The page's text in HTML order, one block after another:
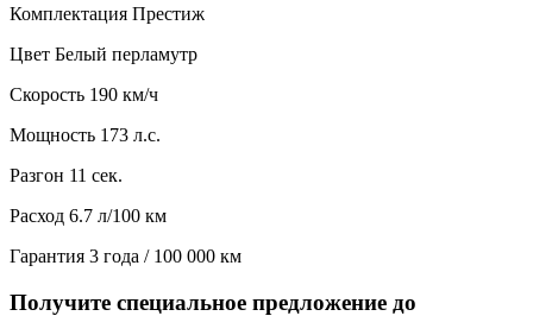
Комплектация Престиж
Цвет Белый перламутр
Скорость 190 км/ч
Мощность 173 л.с.
Разгон 11 сек.
Расход 6.7 л/100 км
Гарантия 3 года / 100 000 км
Получите специальное предложение до